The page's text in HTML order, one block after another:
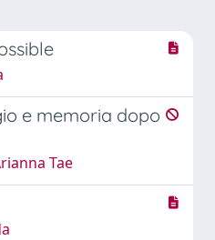
e memoria dopo
Tae